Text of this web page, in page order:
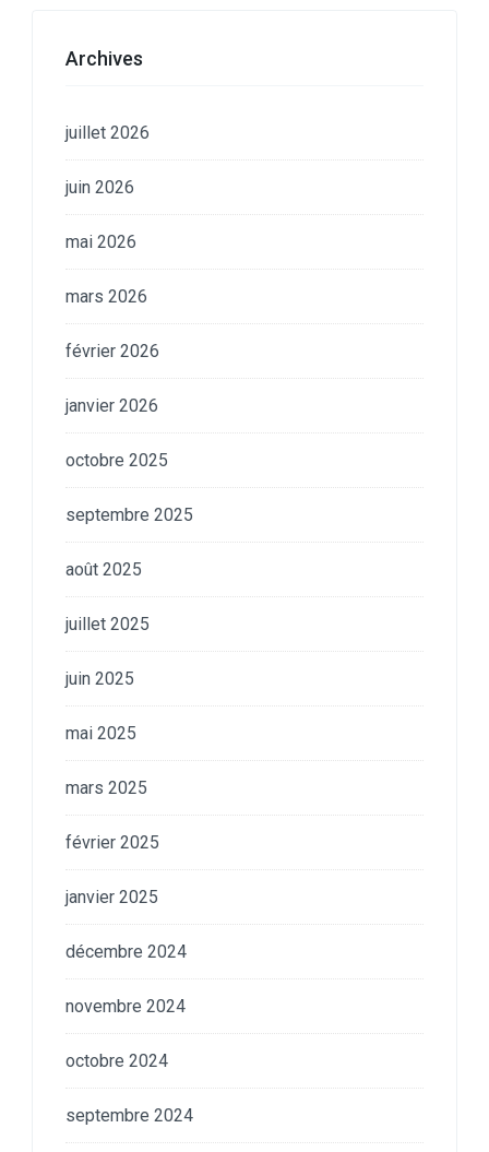
Archives
juillet 2026
juin 2026
mai 2026
mars 2026
février 2026
janvier 2026
octobre 2025
septembre 2025
août 2025
juillet 2025
juin 2025
mai 2025
mars 2025
février 2025
janvier 2025
décembre 2024
novembre 2024
octobre 2024
septembre 2024